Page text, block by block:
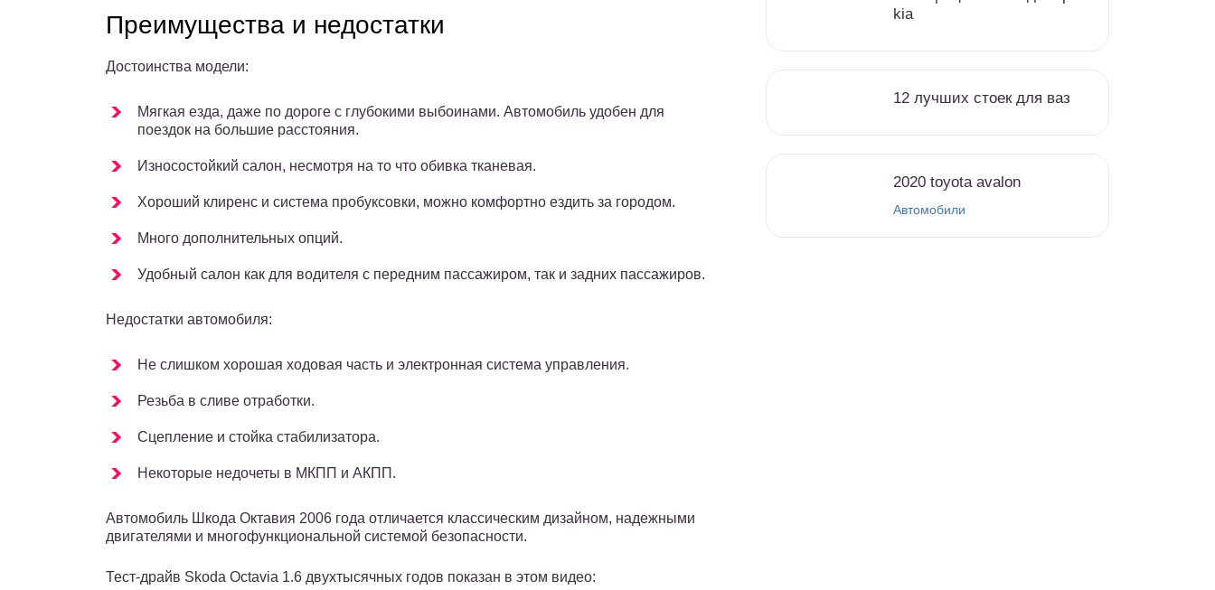
Преимущества и недостатки
Достоинства модели:
Мягкая езда, даже по дороге с глубокими выбоинами. Автомобиль удобен для
поездок на большие расстояния.
Износостойкий салон, несмотря на то что обивка тканевая.
Хороший клиренс и система пробуксовки, можно комфортно ездить за городом.
Много дополнительных опций.
Удобный салон как для водителя с передним пассажиром, так и задних пассажиров.
Недостатки автомобиля:
Не слишком хорошая ходовая часть и электронная система управления.
Резьба в сливе отработки.
Сцепление и стойка стабилизатора.
Некоторые недочеты в МКПП и АКПП.
Автомобиль Шкода Октавия 2006 года отличается классическим дизайном, надежными
двигателями и многофункциональной системой безопасности.
Тест-драйв Skoda Octavia 1.6 двухтысячных годов показан в этом видео:
kia
12 лучших стоек для ваз
2020 toyota avalon
Автомобили